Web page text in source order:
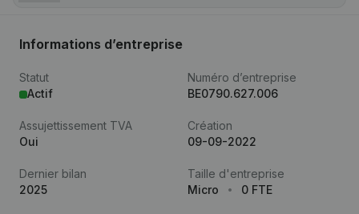
Informations d’entreprise
Statut
Actif
Numéro d’entreprise
BE0790.627.006
Assujettissement TVA
Oui
Création
09-09-2022
Dernier bilan
2025
Taille d'entreprise
Micro
0 FTE